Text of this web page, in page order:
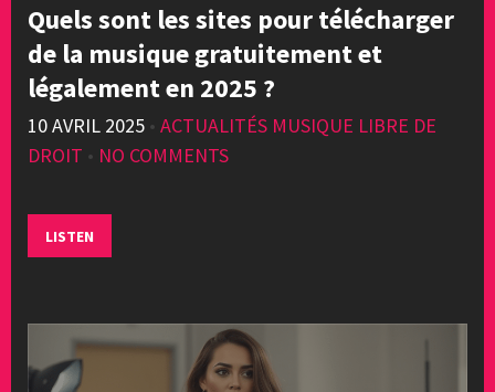
Quels sont les sites pour télécharger
de la musique gratuitement et
légalement en 2025 ?
10 AVRIL 2025 • ACTUALITÉS MUSIQUE LIBRE DE
DROIT • NO COMMENTS
LISTEN